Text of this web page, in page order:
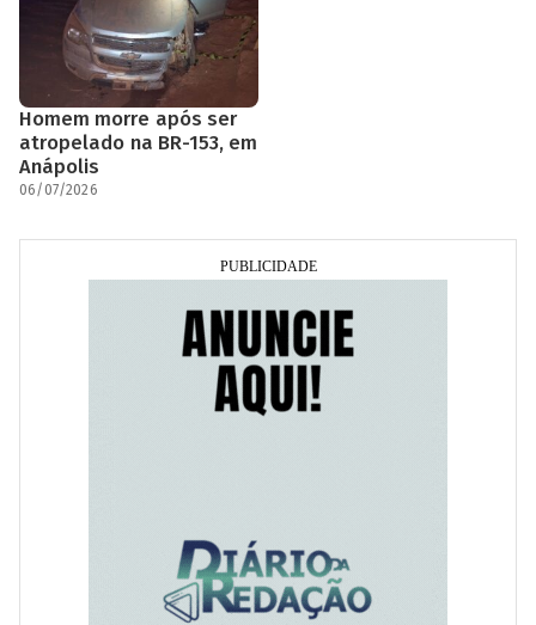
Homem morre após ser
atropelado na BR-153, em
Anápolis
06/07/2026